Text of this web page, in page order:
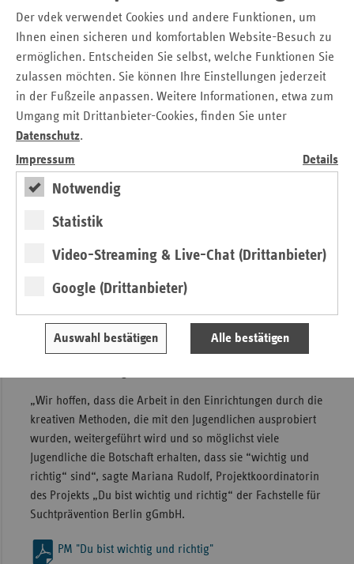
Der vdek verwendet Cookies und andere Funktionen, um
Ihnen einen sicheren und komfortablen Website-Besuch zu
ermöglichen. Entscheiden Sie selbst, welche Funktionen Sie
zulassen möchten. Sie können Ihre Einstellungen jederzeit
in der Fußzeile anpassen. Weitere Informationen, etwa zum
Umgang mit Drittanbieter-Cookies, finden Sie unter
Datenschutz.
Impressum
Details
Notwendig
Statistik
Video-Streaming & Live-Chat (Drittanbieter)
Google (Drittanbieter)
Auswahl bestätigen Alle bestätigen
oft schwer erreichbar ist, wurde „Du bist wichtig und
richtig“ bewusst so konzipiert, dass belastete Jugendliche
dort, wo sie ihren Alltag verbringen, erreicht werden
konnten.
Neben den Jugendlichen selbst profitierten auch die
Mitarbeitenden der 15 teil-nehmenden Einrichtungen von
dem Projekt. Sie wurden im Laufe des Projekts für die
Informationen zum Spannungsfeld Kinder suchtbelasteter
Familien. Um die Nachhaltigkeit zu stärken, wurde im
den Ein-richtungen ermöglicht, weiter am Thema zu
arbeiten.
Berlin/Brandenburg zeigte sich hocherfreut über den Erfolg
des Projektes: “Dieses Projekt ist ein sehr gutes Beispiel
dafür, dass Präventionsarbeit direkt bei den Betroffenen
ankommt und die Hilfestellungen vor Ort erprobt und oft
„Wir hoffen, dass die Arbeit in den Einrichtungen durch die
kreativen Methoden, die mit den Jugendlichen ausprobiert
wurden, weitergeführt wird und so möglichst viele
Jugendliche die Botschaft erhalten, dass sie “wichtig und
richtig“ sind“, sagte Mariana Rudolf, Projektkoordinatorin
des Projekts „Du bist wichtig und richtig“ der Fachstelle für
Suchtprävention Berlin gGmbH.
PM "Du bist wichtig und richtig"